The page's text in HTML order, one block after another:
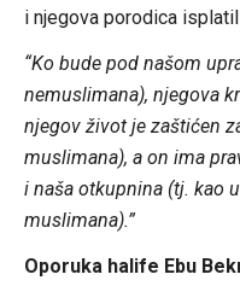
i njegova porodica
“Ko bude pod našom
nemuslimana), njegova
njegov život je zaštićen
muslimana), a on ima
i naša otkupnina (tj. kao
muslimana).”
Oporuka halife Ebu